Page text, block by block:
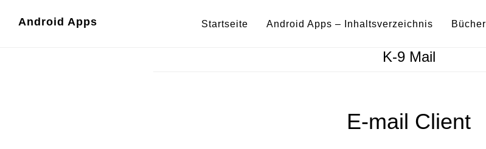
Android Apps Startseite Android Apps – Inhaltsverzeichnis Bücher
K-9 Mail
E-mail Client